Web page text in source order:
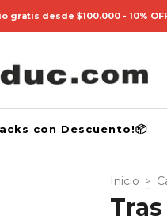
gratis desde $100.000 - 10%
con Descuento!📦
Inicio >